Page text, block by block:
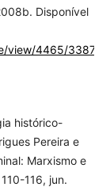
Disponível
view/4465/3387.
histórico-
Pereira e
Marxismo e
116, jun.